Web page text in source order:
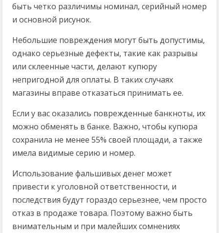
быть четко различимы номинал, серийный номер
и основной рисунок.
Небольшие повреждения могут быть допустимы,
однако серьезные дефекты, такие как разрывы
или склеенные части, делают купюру
непригодной для оплаты. В таких случаях
магазины вправе отказаться принимать ее.
Если у вас оказались поврежденные банкноты, их
можно обменять в банке. Важно, чтобы купюра
сохранила не менее 55% своей площади, а также
имела видимые серию и номер.
Использование фальшивых денег может
привести к уголовной ответственности, и
последствия будут гораздо серьезнее, чем просто
отказ в продаже товара. Поэтому важно быть
внимательным и при малейших сомнениях